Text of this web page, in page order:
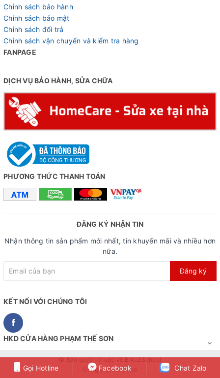
Chỉnh sách bảo hành
Chỉnh sách bảo mật
Chỉnh sách đổi trả
Chỉnh sách vận chuyển và kiểm tra hàng
FANPAGE
DỊCH VỤ BẢO HÀNH, SỬA CHỮA
PHƯƠNG THỨC THANH TOÁN
ĐĂNG KÝ NHẬN TIN
Nhận thông tin sản phẩm mới nhất, tin khuyến mãi và nhiều hơn
nữa.
Đăng ký
KẾT NỐI VỚI CHÚNG TÔI
HKD CỬA HÀNG PHẠM THẾ SƠN
© Bản quyền thuộc vềBike2School
Cung cấp bởiSapo
Gọi Hotline Facebook Chat Zalo